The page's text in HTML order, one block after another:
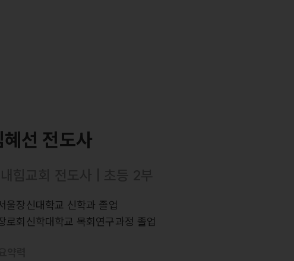
혜선 전도사
울장신대학교 신학과 졸업
로회신학대학교 목회연구과정 졸업